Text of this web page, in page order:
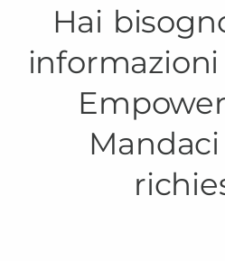
Hai